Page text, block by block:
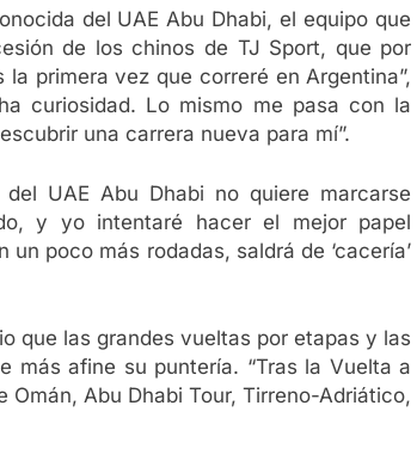
del UAE Abu Dhabi, el equipo que
de los chinos de TJ Sport, que por
primera vez que correré en Argentina”,
curiosidad. Lo mismo me pasa con la
una carrera nueva para mí”.
UAE Abu Dhabi no quiere marcarse
y yo intentaré hacer el mejor papel
poco más rodadas, saldrá de ‘cacería’
que las grandes vueltas por etapas y las
más afine su puntería. “Tras la Vuelta a
Abu Dhabi Tour, Tirreno-Adriático,